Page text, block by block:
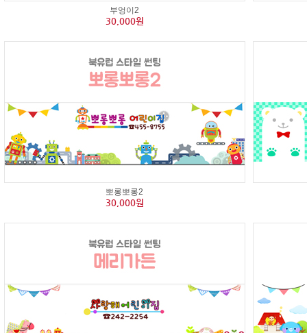
부엉이2
30,000원
뽀롱뽀롱2
30,000원